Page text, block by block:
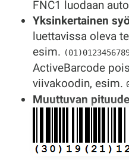
FNC1 luodaan
Yksinkertainen
luettavissa oleva
esim.
ActiveBarcode
viivakoodin, esim.
Muuttuvan